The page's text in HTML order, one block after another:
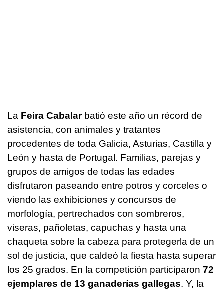
La Feira Cabalarbatió este año un récord de
asistencia, con animales y tratantes
procedentes de toda Galicia, Asturias, Castilla y
León y hasta de Portugal. Familias, parejas y
grupos de amigos de todas las edades
disfrutaron paseando entre potros y corceles o
viendo las exhibiciones y concursos de
morfología, pertrechados con sombreros,
viseras, pañoletas, capuchas y hasta una
chaqueta sobre la cabeza para protegerla de un
sol de justicia, que caldeó la fiesta hasta superar
los 25 grados. En la competición participaron 72
ejemplares de 13 ganaderías gallegas. Y, la